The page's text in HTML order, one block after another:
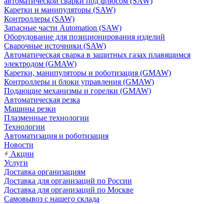
Каретки и манипуляторы (SAW)
Контроллеры (SAW)
Запасные части Automation (SAW)
Оборудование для позиционирования изделий
Сварочные источники (SAW)
Автоматическая сварка в защитных газах плавящимся
электродом (GMAW)
Каретки, манипуляторы и роботизация (GMAW)
Контроллеры и блоки управления (GMAW)
Подающие механизмы и горелки (GMAW)
Автоматическая резка
Машины резки
Плазменные технологии
Технологии
Автоматизация и роботизация
Новости
Акции
Услуги
Доставка организациям
Доставка для организаций по России
Доставка для организаций по Москве
Самовывоз с нашего склада